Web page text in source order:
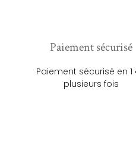
Paiement sécurisé
Paiement sécurisé en 1
plusieurs fois